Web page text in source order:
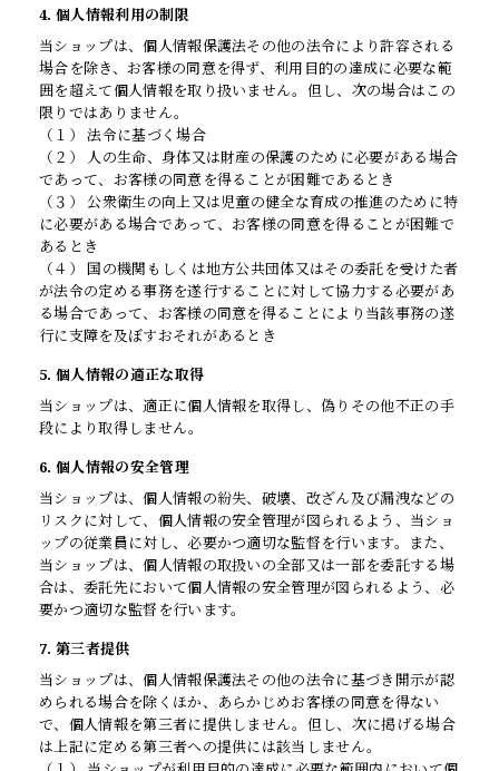
4. 個人情報利用の制限
当ショップは、個人情報保護法その他の法令により許容される
場合を除き、お客様の同意を得ず、利用目的の達成に必要な範
囲を超えて個人情報を取り扱いません。但し、次の場合はこの
限りではありません。
（１） 法令に基づく場合
（２） 人の生命、身体又は財産の保護のために必要がある場合
であって、お客様の同意を得ることが困難であるとき
（３） 公衆衛生の向上又は児童の健全な育成の推進のために特
に必要がある場合であって、お客様の同意を得ることが困難で
あるとき
（４） 国の機関もしくは地方公共団体又はその委託を受けた者
が法令の定める事務を遂行することに対して協力する必要があ
る場合であって、お客様の同意を得ることにより当該事務の遂
行に支障を及ぼすおそれがあるとき
5. 個人情報の適正な取得
当ショップは、適正に個人情報を取得し、偽りその他不正の手
段により取得しません。
6. 個人情報の安全管理
当ショップは、個人情報の紛失、破壊、改ざん及び漏洩などの
リスクに対して、個人情報の安全管理が図られるよう、当ショ
ップの従業員に対し、必要かつ適切な監督を行います。また、
当ショップは、個人情報の取扱いの全部又は一部を委託する場
合は、委託先において個人情報の安全管理が図られるよう、必
要かつ適切な監督を行います。
7. 第三者提供
当ショップは、個人情報保護法その他の法令に基づき開示が認
められる場合を除くほか、あらかじめお客様の同意を得ない
で、個人情報を第三者に提供しません。但し、次に掲げる場合
は上記に定める第三者への提供には該当しません。